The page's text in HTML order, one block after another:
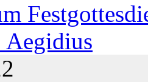
Aegidius